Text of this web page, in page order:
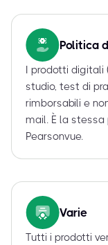
Politica
I prodotti
studio, test di
rimborsabili e
mail. È la stessa
Pearsonvue.
Varie
Tutti i prodotti